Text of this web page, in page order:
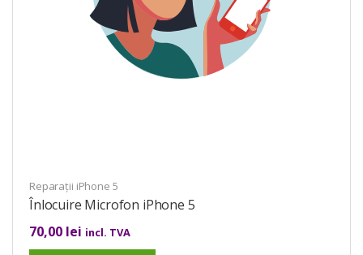
Reparații iPhone 5
Înlocuire Microfon iPhone 5
70,00 lei incl. TVA